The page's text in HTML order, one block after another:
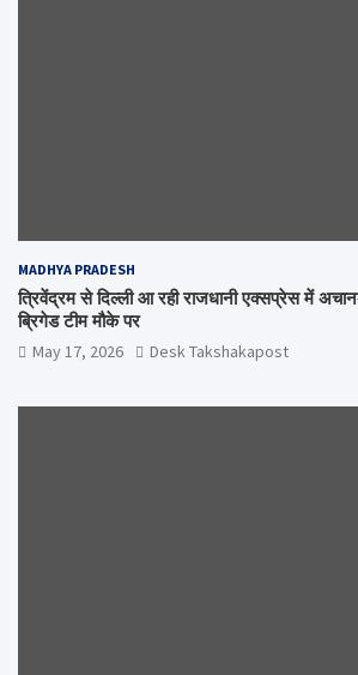
MADHYA PRADESH
त्रिवेंद्रम से दिल्ली आ रही राजधानी एक्सप्रेस में
ब्रिगेड टीम मौके पर
May 17, 2026 Desk Takshakapost